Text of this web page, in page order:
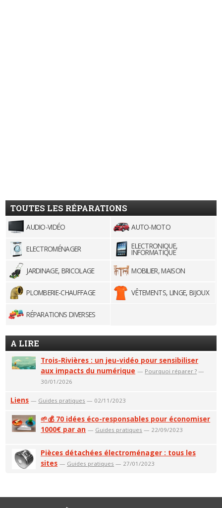
TOUTES LES RÉPARATIONS
AUDIO-VIDÉO AUTO-MOTO
ELECTROMÉNAGER ELECTRONIQUE,
INFORMATIQUE
JARDINAGE, BRICOLAGE
MOBILIER, MAISON
PLOMBERIE-CHAUFFAGE VÊTEMENTS, LINGE, BIJOUX
RÉPARATIONS DIVERSES
A LIRE
Trois-Rivières : un jeu-vidéo pour sensibiliser
aux impacts du numérique — Pourquoi réparer ? —
30/01/2026
Liens — Guides pratiques — 02/11/2023
🌱💰 70 idées éco-responsables pour économiser
1000€ par an — Guides pratiques — 22/09/2023
Pièces détachées électroménager : tous les
sites — Guides pratiques — 27/01/2023